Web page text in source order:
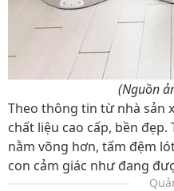
(Nguồn
Theo thông tin từ nhà sản
chất liệu cao cấp, bền
nằm võng hơn, tấm đệm
con cảm giác như đang